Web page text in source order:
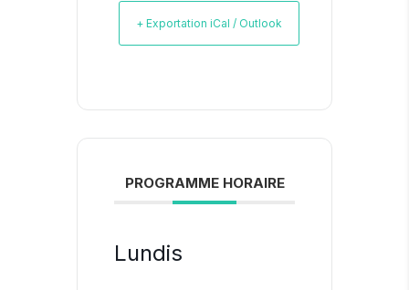
+ Exportation iCal / Outlook
PROGRAMME HORAIRE
Lundis